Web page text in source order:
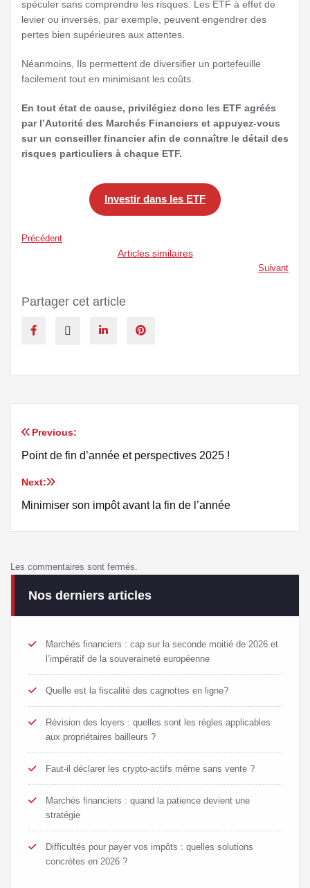
spéculer sans comprendre les risques. Les ETF à effet de
levier ou inversés, par exemple, peuvent engendrer des
pertes bien supérieures aux attentes.
Néanmoins, Ils permettent de diversifier un portefeuille
facilement tout en minimisant les coûts.
En tout état de cause, privilégiez donc les ETF agréés
par l’Autorité des Marchés Financiers et appuyez-vous
sur un conseiller financier afin de connaître le détail des
risques particuliers à chaque ETF.
Investir dans les ETF
Précédent
Articles similaires
Suivant
Partager cet article
Previous:
Point de fin d’année et perspectives 2025 !
Next:
Minimiser son impôt avant la fin de l’année
Les commentaires sont fermés.
Nos derniers articles
Marchés financiers : cap sur la seconde moitié de 2026 et
l’impératif de la souveraineté européenne
Quelle est la fiscalité des cagnottes en ligne?
Révision des loyers : quelles sont les règles applicables
aux propriétaires bailleurs ?
Faut-il déclarer les crypto-actifs même sans vente ?
Marchés financiers : quand la patience devient une
stratégie
Difficultés pour payer vos impôts : quelles solutions
concrètes en 2026 ?